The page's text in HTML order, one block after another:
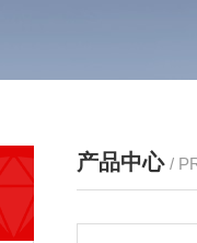
产品中心 /